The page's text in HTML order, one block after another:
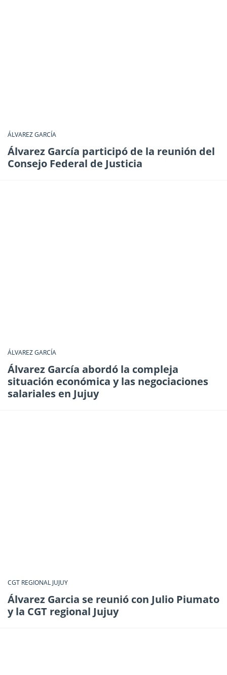
ÁLVAREZ GARCÍA
Álvarez García participó de la reunión del
Consejo Federal de Justicia
ÁLVAREZ GARCÍA
Álvarez García abordó la compleja
situación económica y las negociaciones
salariales en Jujuy
CGT REGIONAL JUJUY
Álvarez Garcia se reunió con Julio Piumato
y la CGT regional Jujuy